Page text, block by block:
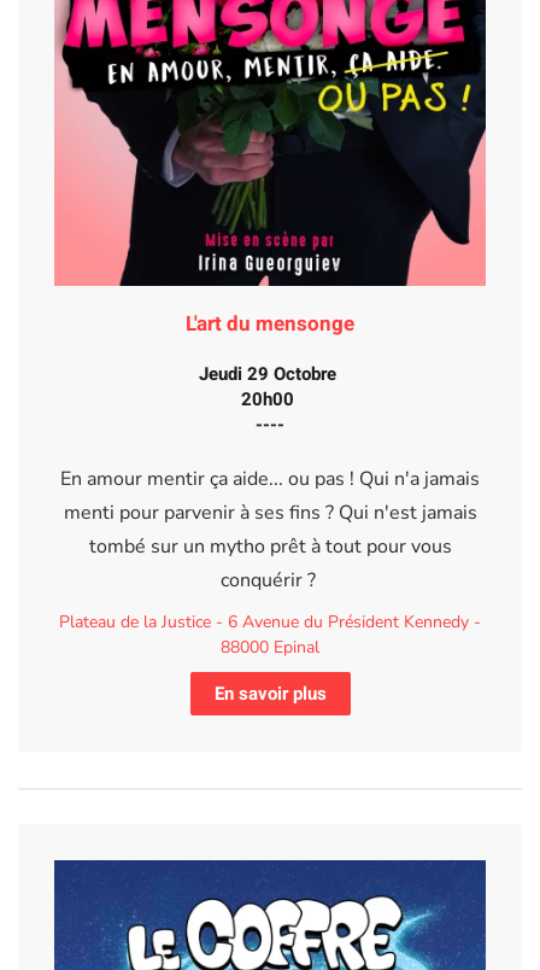
L'art du mensonge
Jeudi 29 Octobre
20h00
----
En amour mentir ça aide... ou pas ! Qui n'a jamais
menti pour parvenir à ses fins ? Qui n'est jamais
tombé sur un mytho prêt à tout pour vous
conquérir ?
Plateau de la Justice - 6 Avenue du Président Kennedy -
88000 Epinal
En savoir plus